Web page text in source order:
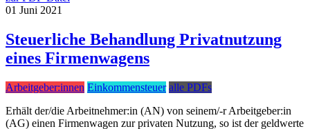
01 Juni 2021
Steuerliche Behandlung Privatnutzung
eines Firmenwagens
Arbeitgeber:innen Einkommensteuer alle PDFs
Erhält der/die Arbeitnehmer:in (AN) von seinem/-r Arbeitgeber:in
(AG) einen Firmenwagen zur privaten Nutzung, so ist der geldwerte